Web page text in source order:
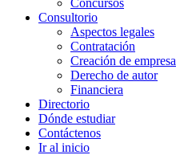
Concursos
Consultorio
Aspectos legales
Contratación
Creación de empresa
Derecho de autor
Financiera
Directorio
Dónde estudiar
Contáctenos
Ir al inicio